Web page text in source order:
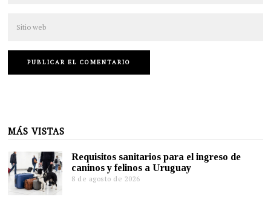
MÁS VISTAS
Requisitos sanitarios para el ingreso de
caninos y felinos a Uruguay
8 de agosto de 2026